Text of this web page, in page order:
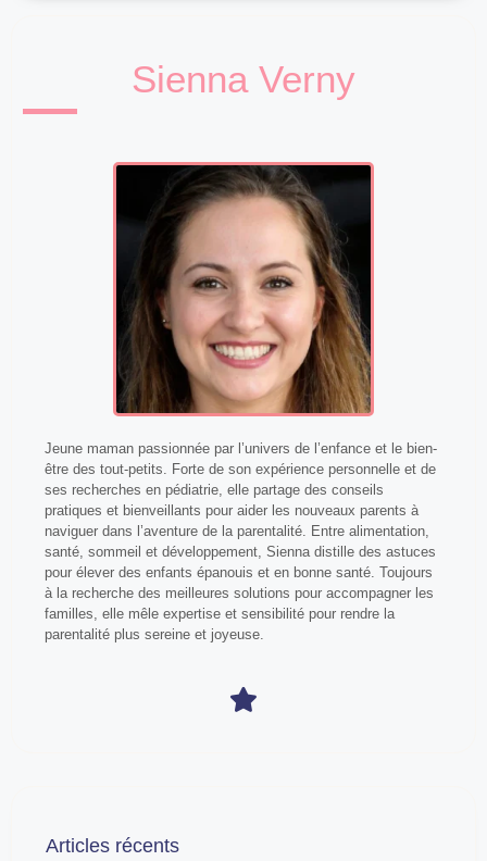
Sienna Verny
Jeune maman passionnée par l’univers de l’enfance et le bien-
être des tout-petits. Forte de son expérience personnelle et de
ses recherches en pédiatrie, elle partage des conseils
pratiques et bienveillants pour aider les nouveaux parents à
naviguer dans l’aventure de la parentalité. Entre alimentation,
santé, sommeil et développement, Sienna distille des astuces
pour élever des enfants épanouis et en bonne santé. Toujours
à la recherche des meilleures solutions pour accompagner les
familles, elle mêle expertise et sensibilité pour rendre la
parentalité plus sereine et joyeuse.
Articles récents